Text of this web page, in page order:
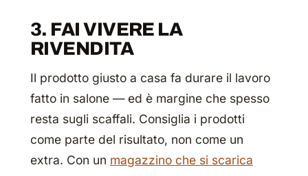
3. FAI VIVERE LA
RIVENDITA
Il prodotto giusto a casa fa durare il lavoro
fatto in salone — ed è margine che spesso
resta sugli scaffali. Consiglia i prodotti
come parte del risultato, non come un
extra. Con un magazzino che si scarica